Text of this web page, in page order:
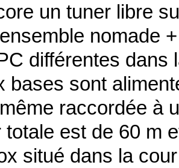
un tuner libre
nomade
différentes dans
bases sont
raccordée à
totale est de 60 m
situé dans la